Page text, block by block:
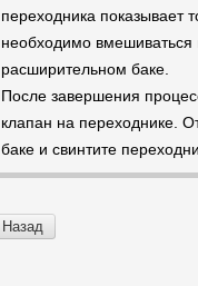
переходника показывает
необходимо
расширительном баке.
После завершения
клапан на переходнике.
баке и свинтите
Назад